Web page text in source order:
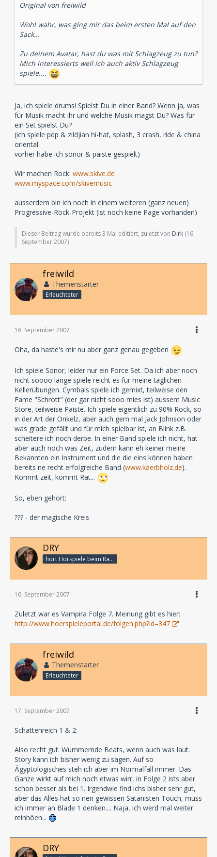
Original von freiwild
Wohl wahr, was ging mir das beim ersten Mal auf den
Sack...
Zu deinem Avatar, hast du was mit Schlagzeug zu tun?
Mich interessierts weil ich auch aktiv Schlagzeug
spiele....
Ja, ich spiele drums! Spielst Du in einer Band? Wenn ja, was
für Musik macht ihr und welche Musik magst Du? Was für
ein Set spielst Du?
(ich spiele pdp & zildjian hi-hat, splash, 3 crash, ride & china
oriental
vorher habe ich sonor & paiste gespielt)
Wir machen Rock: www.skive.de
www.myspace.com/skivemusic
ausserdem bin ich noch in einem weiteren (ganz neuen)
Progressive-Rock-Projekt (ist noch keine Page vorhanden)
Dieser Beitrag wurde bereits 3 Mal editiert, zuletzt von Dirk (16.
September 2007)
freiwild
Themenstarter
Erleuchteter
16. September 2007
Oha, da haste's mir nu aber ganz genau gegeben
Ich spiele Sonor, leider nur ein Force Set. Da ich aber noch
nicht soooo lange spiele reicht es für meine täglichen
Kellerübungen. Cymbals spiele ich gemixt, teilweise den
Fame "Schrott" (der gar nicht sooo mies ist) aussem Music
Store, teilweise Paiste. Ich spiele eigentlich zu 90% Rock, so
in der Art der Onkelz, aber auch gern mal Jack Johnson oder
was grade gefällt und für mich spielbar ist, an Blink z.B.
scheitere ich noch derbe. In einer Band spiele ich nicht, hat
aber auch noch was Zeit, zudem kann eh keiner meine
Bekannten ein Instrument und die die eins können haben
bereits ne recht erfolgreiche Band (www.kaerbholz.de).
Kommt zeit, kommt Rat...
So, eben gehört:
??? - der magische Kreis
DRY
hört Hörspiele beim Rasenmähen
16. September 2007
Zuletzt war es Vampira Folge 7. Meinung gibt es hier:
http://www.hoerspieleportal.de/folgen.php?id=347
freiwild
Themenstarter
Erleuchteter
17. September 2007
Schattenreich 1 & 2:
Also recht gut. Wummernde Beats, wenn auch was laut.
Story kann ich bisher wenig zu sagen. Auf so
Ägyptologisches steh ich aber im Normalfall immer. Das
Ganze wirkt auf mich noch etwas wirr, in Folge 2 ists aber
schon besser als bei 1. Irgendwie find ichs bisher sehr gut,
aber das Alles hat so nen gewissen Satanisten Touch, muss
ich immer an Blade 1 denken.... Naja, ich werd mal weiter
reinhöen...
DRY